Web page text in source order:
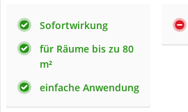
Sofortwirkung
für Räume bis zu 80
m²
einfache Anwendung